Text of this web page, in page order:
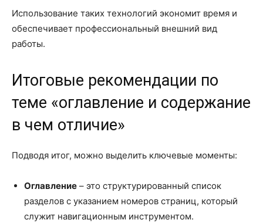
Использование таких технологий экономит время и
обеспечивает профессиональный внешний вид
работы.
Итоговые рекомендации по
теме «оглавление и содержание
в чем отличие»
Подводя итог, можно выделить ключевые моменты:
Оглавление – это структурированный список
разделов с указанием номеров страниц, который
служит навигационным инструментом.